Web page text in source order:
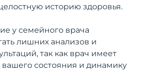
историю здоровья.
у семейного врача
лишних анализов и
так как врач имеет
состояния и динамику